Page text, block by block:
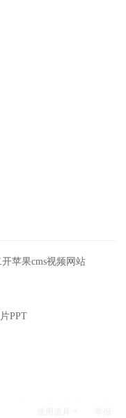
苹果cms视频网站
PPT